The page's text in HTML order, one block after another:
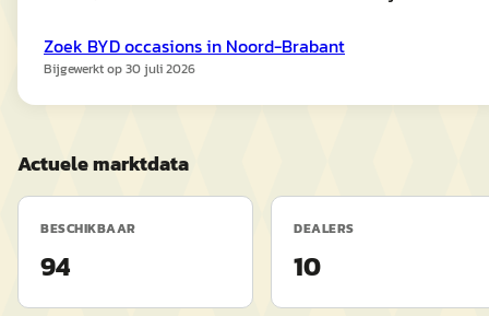
Zoek BYDoccasions in Noord-Brabant
Bijgewerkt op30 juli 2026
Actuele marktdata
BESCHIKBAAR
94
DEALERS
10